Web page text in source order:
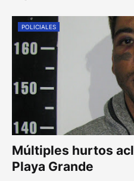
POLICIALES
Múltiples hurtos
Playa Grande